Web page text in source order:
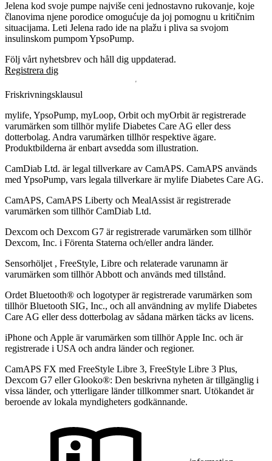
Jelena kod svoje pumpe najviše ceni jednostavno rukovanje, koje
članovima njene porodice omogućuje da joj pomognu u kritičnim
situacijama. Leti Jelena rado ide na plažu i pliva sa svojom
insulinskom pumpom YpsoPump.
Följ vårt nyhetsbrev och håll dig uppdaterad.
Registrera dig
Friskrivningsklausul
mylife, YpsoPump, myLoop, Orbit och myOrbit är registrerade
varumärken som tillhör mylife Diabetes Care AG eller dess
dotterbolag. Andra varumärken tillhör respektive ägare.
Produktbilderna är enbart avsedda som illustration.
CamDiab Ltd. är legal tillverkare av CamAPS. CamAPS används
med YpsoPump, vars legala tillverkare är mylife Diabetes Care AG.
CamAPS, CamAPS Liberty och MealAssist är registrerade
varumärken som tillhör CamDiab Ltd.
Dexcom och Dexcom G7 är registrerade varumärken som tillhör
Dexcom, Inc. i Förenta Staterna och/eller andra länder.
Sensorhöljet , FreeStyle, Libre och relaterade varunamn är
varumärken som tillhör Abbott och används med tillstånd.
Ordet Bluetooth® och logotyper är registrerade varumärken som
tillhör Bluetooth SIG, Inc., och all användning av mylife Diabetes
Care AG eller dess dotterbolag av sådana märken täcks av licens.
iPhone och Apple är varumärken som tillhör Apple Inc. och är
registrerade i USA och andra länder och regioner.
CamAPS FX med FreeStyle Libre 3, FreeStyle Libre 3 Plus,
Dexcom G7 eller Glooko®: Den beskrivna nyheten är tillgänglig i
vissa länder, och ytterligare länder tillkommer snart. Utökandet är
beroende av lokala myndigheters godkännande.